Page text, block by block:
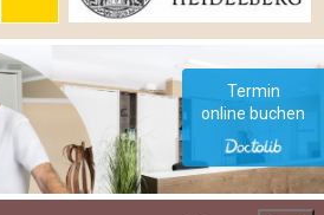
Termin
online buchen